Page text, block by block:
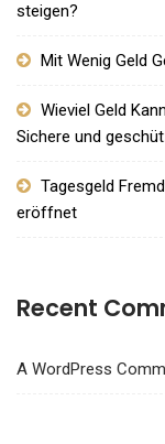
steigen?
Mit Wenig Geld
Wieviel Geld
Sichere und
Tagesgeld
eröffnet
Recent
A WordPress